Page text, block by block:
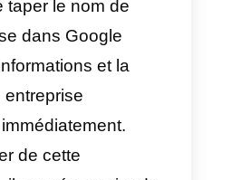
renforcer
avecGoogle
que Google My